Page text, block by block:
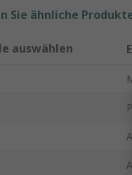
Sie ähnliche
auswählen